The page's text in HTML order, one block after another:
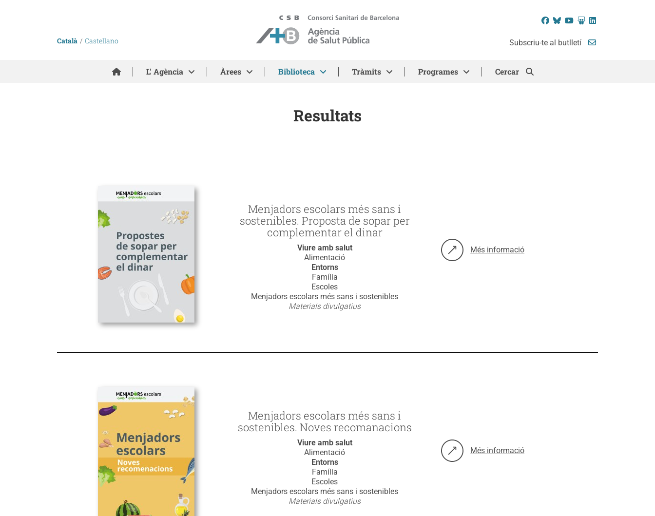
Català Castellano
ASPB - Agència de Salut Pública de Barcelona Facebook
BlueskyYouTube
SlideShare
LinkedIn
Subscriu-te al butlletí
Inici L' Agència Àrees Biblioteca Tràmits Programes Cercar
Resultats
Menjadors escolars més sans i
sostenibles. Proposta de sopar per
complementar el dinar
Viure amb salut
Alimentació
Entorns
Família
Escoles
Menjadors escolars més sans i sostenibles
Materials divulgatius
Més informació
sobre: Menjadors escolars més sans i sostenibles. Proposta
Menjadors escolars més sans i
sostenibles. Noves recomanacions
Viure amb salut
Alimentació
Entorns
Família
Escoles
Menjadors escolars més sans i sostenibles
Materials divulgatius
Més informació
sobre: Menjadors escolars més sans i sostenibles. Noves